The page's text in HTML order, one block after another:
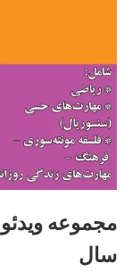
سال